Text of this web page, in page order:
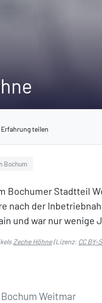
Erfahrung teilen
Bochum
Bochumer Stadtteil
nach der
und war nur wenige
Zeche Höhne(Lizenz: CC BY-
Weitmar